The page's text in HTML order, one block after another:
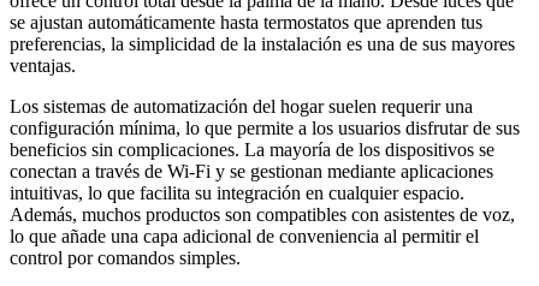
se ajustan automáticamente hasta termostatos que aprenden tus
preferencias, la simplicidad de la instalación es una de sus mayores
ventajas.
Los sistemas de automatización del hogar suelen requerir una
configuración mínima, lo que permite a los usuarios disfrutar de sus
beneficios sin complicaciones. La mayoría de los dispositivos se
conectan a través de Wi-Fi y se gestionan mediante aplicaciones
intuitivas, lo que facilita su integración en cualquier espacio.
Además, muchos productos son compatibles con asistentes de voz,
lo que añade una capa adicional de conveniencia al permitir el
control por comandos simples.